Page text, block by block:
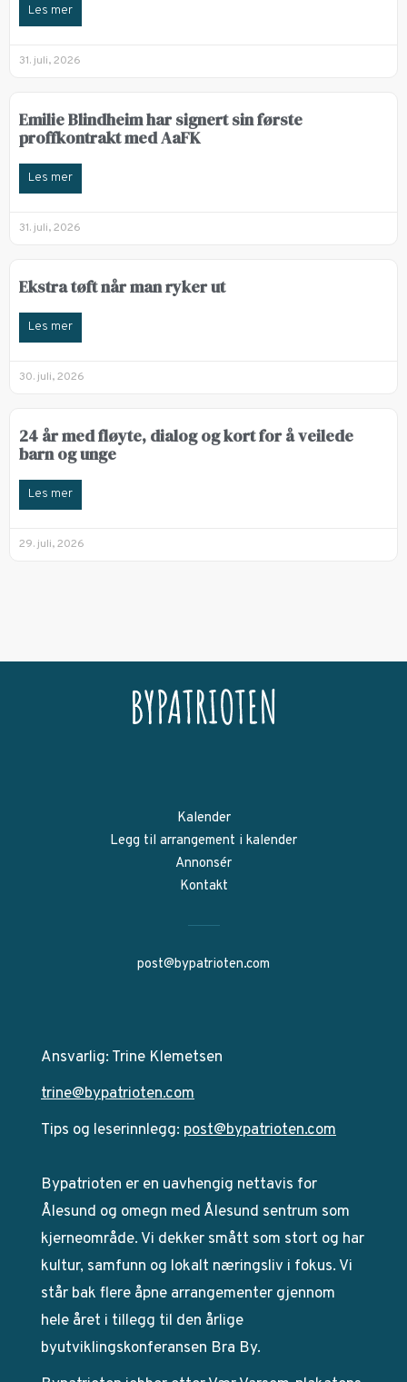
Les mer
31. juli, 2026
Emilie Blindheim har signert sin første
proffkontrakt med AaFK
Les mer
31. juli, 2026
Ekstra tøft når man ryker ut
Les mer
30. juli, 2026
24 år med fløyte, dialog og kort for å veilede
barn og unge
Les mer
29. juli, 2026
Kalender
Legg til arrangement i kalender
Annonsér
Kontakt
post@bypatrioten.com
Ansvarlig: Trine Klemetsen
trine@bypatrioten.com
Tips og leserinnlegg: post@bypatrioten.com
Bypatrioten er en uavhengig nettavis for
Ålesund og omegn med Ålesund sentrum som
kjerneområde. Vi dekker smått som stort og har
kultur, samfunn og lokalt næringsliv i fokus. Vi
står bak flere åpne arrangementer gjennom
hele året i tillegg til den årlige
byutviklingskonferansen Bra By.